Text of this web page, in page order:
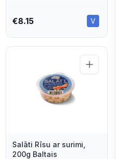
€8.15
Salāti Rīsu ar surimi,
200g Baltais